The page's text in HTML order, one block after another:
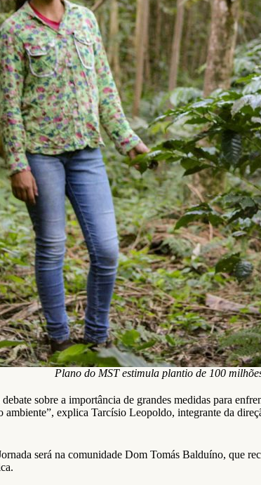
Plano do MST estimula plantio de 100
sobre a importância de grandes medidas para
ambiente”, explica Tarcísio Leopoldo, integrante da
será na comunidade Dom Tomás Balduíno, que